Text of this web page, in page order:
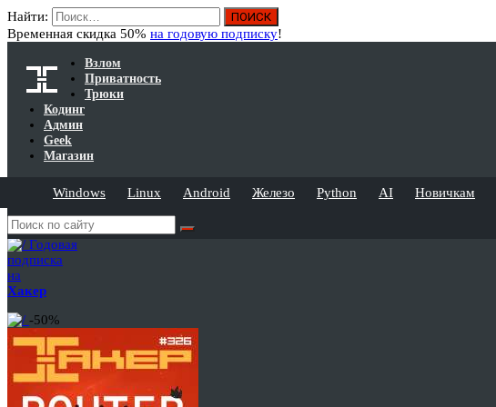
Найти:
Временная скидка 50% на годовую подписку!
Взлом
Приватность
Трюки
Кодинг
Админ
Geek
Магазин
Windows Linux Android Железо Python AI Новичкам
Годовая
подписка
на
Хакер
-50%